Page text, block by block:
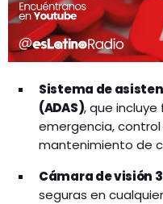
Sistema de
(ADAS), que
emergencia,
mantenimiento de
Cámara de visión
seguras en